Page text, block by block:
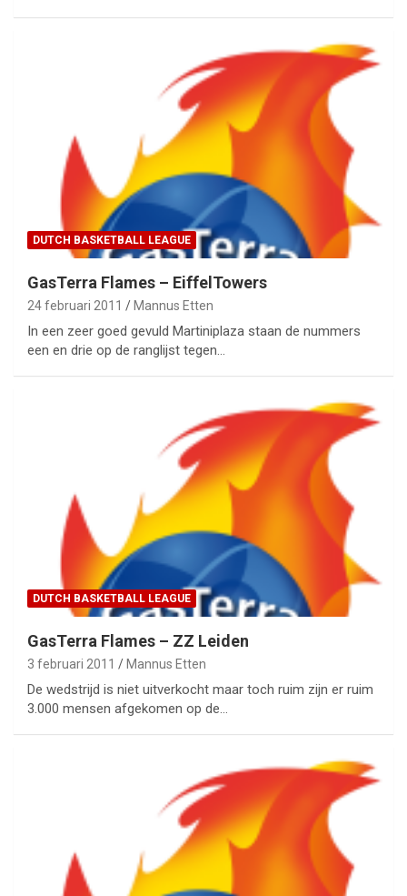
DUTCH BASKETBALL LEAGUE
GasTerra Flames – EiffelTowers
24 februari 2011 Mannus Etten
In een zeer goed gevuld Martiniplaza staan de nummers
een en drie op de ranglijst tegen…
DUTCH BASKETBALL LEAGUE
GasTerra Flames – ZZ Leiden
3 februari 2011 Mannus Etten
De wedstrijd is niet uitverkocht maar toch ruim zijn er ruim
3.000 mensen afgekomen op de…